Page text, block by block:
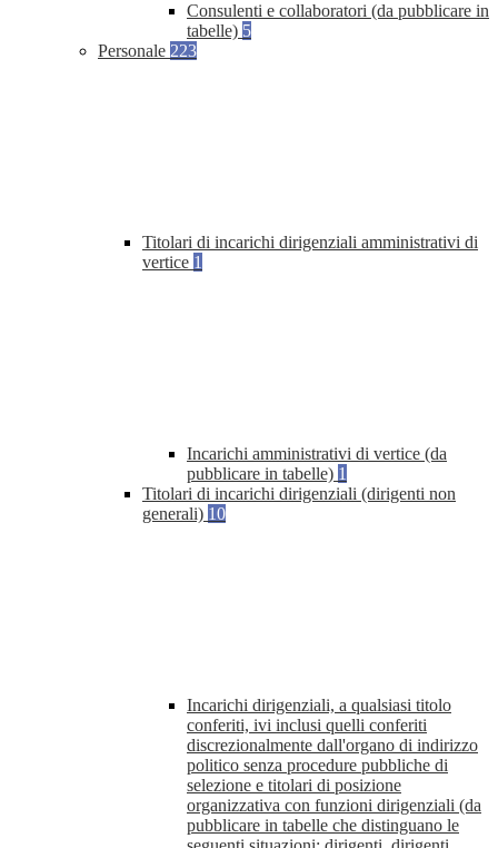
Consulenti e collaboratori (da pubblicare in
tabelle) 5
Personale 223
Titolari di incarichi dirigenziali amministrativi di
vertice 1
Incarichi amministrativi di vertice (da
pubblicare in tabelle) 1
Titolari di incarichi dirigenziali (dirigenti non
generali) 10
Incarichi dirigenziali, a qualsiasi titolo
conferiti, ivi inclusi quelli conferiti
discrezionalmente dall'organo di indirizzo
politico senza procedure pubbliche di
selezione e titolari di posizione
organizzativa con funzioni dirigenziali (da
pubblicare in tabelle che distinguano le